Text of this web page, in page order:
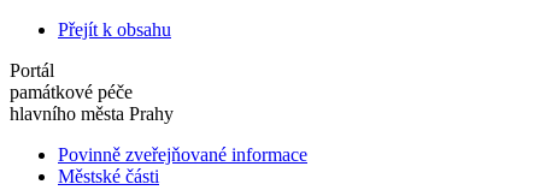
Přejít k obsahu
Portál
památkové péče
hlavního města Prahy
Povinně zveřejňované informace
Městské části